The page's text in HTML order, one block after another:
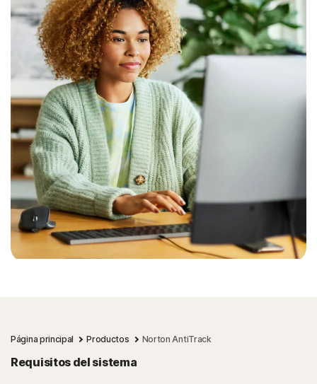
Página principal Productos Norton AntiTrack
Requisitos del sistema